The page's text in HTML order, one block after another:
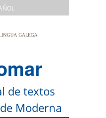
de textos
Moderna